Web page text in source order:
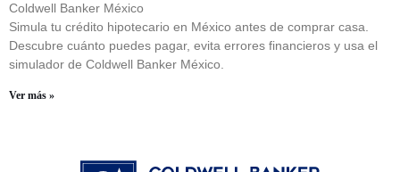
Coldwell Banker México
Simula tu crédito hipotecario en México antes de comprar casa.
Descubre cuánto puedes pagar, evita errores financieros y usa el
simulador de Coldwell Banker México.
Ver más »